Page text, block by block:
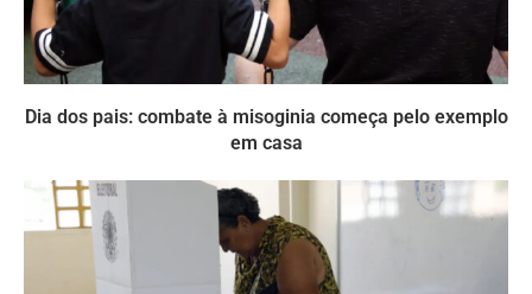
Dia dos pais: combate à misoginia começa pelo exemplo
em casa